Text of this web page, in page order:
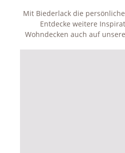
Mit Biederlack die
Entdecke weitere
Wohndecken auch auf